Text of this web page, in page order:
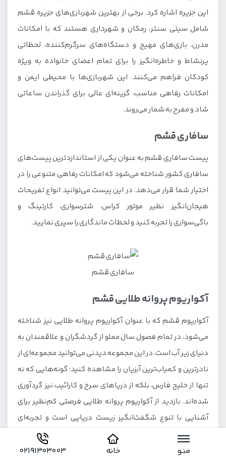
منو خانه 02191303003
این جزیره اشاره کرد. برخی از بهترین شهربازی‌های جزیره قشم
شامل سیتی سنتر، رمکان و شهرداری هستند که با امکانات
مدرن، بازی‌های مهیج و دستگاه‌های سرگرم‌کننده، لحظاتی
پرنشاط و خاطره‌انگیز را برای تمام اعضای خانواده به‌ ویژه
کودکان فراهم می‌کنند. این شهربازی‌ها با محیطی ایمن و
امکانات رفاهی مناسب، گزینه‌ای عالی برای گذراندن ساعاتی
شاد و مفرح به شمار می‌روند.
سافاری قشم
پیست سافاری قشم به عنوان یکی از استانداردترین پیست‌های
سافاری کشور شناخته می‌شود که امکانات رفاهی متنوعی را در
اختیار شما قرار می‌دهد. در این پیست می‌توانید انواع تفریحات
هیجان‌انگیز نظیر موتور کراس، شتر‌سواری، کارتینگ و
باگی‌سواری را تجربه کنید و لحظات ماندگاری را سپری نمایید.
سافاری قشم
آکواریوم پروانه طلایی قشم
آکواریوم قشم که با عنوان آکواریوم پروانه طلایی نیز شناخته
می‌شود، در تمام فصول سال مملو از گردشگران و علاقمندان به
دنیای زیر آب است. در این مجموعه دیدنی می‌توانید مجموعه‌ای از
نادرترین و کمیاب‌ترین آبزیان را مشاهده کنید؛ گونه‌هایی که نه‌
تنها از خلیج فارس، بلکه از دریاهای سرخ و کارائیب نیز گردآوری
شده‌اند. بازدید از آکواریوم پروانه طلایی فرصتی کم‌نظیر برای
آشنایی با تنوع شگفت‌انگیز زیست دریایی است و تجربه‌ای
آموزشی و سرگرم‌کننده برای تمام اعضای خانواده به شمار
می‌آید.